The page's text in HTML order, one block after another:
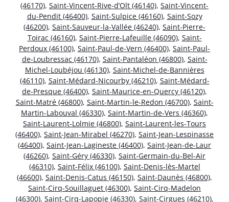
(46170), Saint-Vincent-Rive-d’Olt (46140), Saint-Vincent-
du-Pendit (46400), Saint-Sulpice (46160), Saint-Sozy
(46200), Saint-Sauveur-la-Vallée (46240), Saint-Pierre-
Toirac (46160), Saint-Pierre-Lafeuille (46090), Saint-
Perdoux (46100), Saint-Paul-de-Vern (46400), Saint-Paul-
de-Loubressac (46170), Saint-Pantaléon (46800), Saint-
Michel-Loubéjou (46130), Saint-Michel-de-Bannières
(46110), Saint-Médard-Nicourby (46210), Saint-Médard-
de-Presque (46400), Saint-Maurice-en-Quercy (46120),
Saint-Matré (46800), Saint-Martin-le-Redon (46700), Saint-
Martin-Labouval (46330), Saint-Martin-de-Vers (46360),
Saint-Laurent-Lolmie (46800), Saint-Laurent-les-Tours
(46400), Saint-Jean-Mirabel (46270), Saint-Jean-Lespinasse
(46400), Saint-Jean-Lagineste (46400), Saint-Jean-de-Laur
(46260), Saint-Géry (46330), Saint-Germain-du-Bel-Air
(46310), Saint-Félix (46100), Saint-Denis-lès-Martel
(46600), Saint-Denis-Catus (46150), Saint-Daunès (46800),
Saint-Cirq-Souillaguet (46300), Saint-Cirq-Madelon
(46300), Saint-Cirq-Lapopie (46330), Saint-Cirgues (46210),